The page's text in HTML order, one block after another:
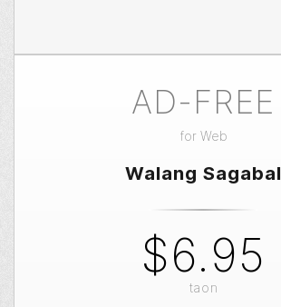
AD-FREE
for Web
Walang Sagabal
$6.95
taon